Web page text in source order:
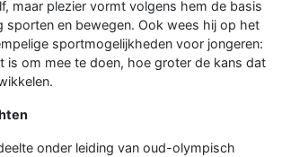
maar plezier vormt volgens hem de basis
sporten en bewegen. Ook wees hij op het
sportmogelijkheden voor jongeren:
is om mee te doen, hoe groter de kans dat
onder leiding van oud-olympisch